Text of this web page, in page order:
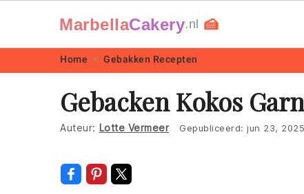
navigation
content
MarbellaCakery.nl 🍰
Home Gebakken Recepten
Gebacken Kokos
Auteur: Lotte Vermeer Gepubliceerd: jun 23, 2025